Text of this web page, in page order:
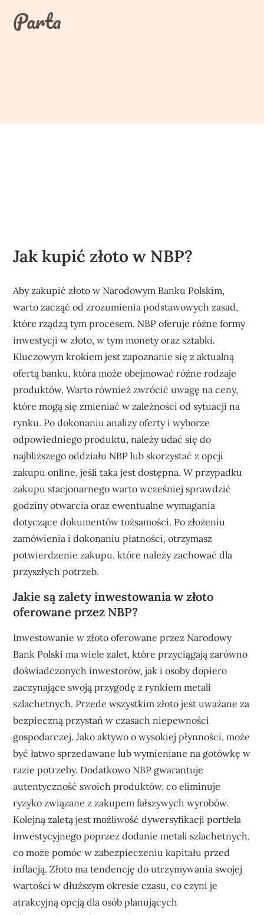
contentParta
Jak kupić złoto w NBP?
Aby zakupić złoto w Narodowym Banku Polskim,
warto zacząć od zrozumienia podstawowych zasad,
które rządzą tym procesem. NBP oferuje różne formy
inwestycji w złoto, w tym monety oraz sztabki.
Kluczowym krokiem jest zapoznanie się z aktualną
ofertą banku, która może obejmować różne rodzaje
produktów. Warto również zwrócić uwagę na ceny,
które mogą się zmieniać w zależności od sytuacji na
rynku. Po dokonaniu analizy oferty i wyborze
odpowiedniego produktu, należy udać się do
najbliższego oddziału NBP lub skorzystać z opcji
zakupu online, jeśli taka jest dostępna. W przypadku
zakupu stacjonarnego warto wcześniej sprawdzić
godziny otwarcia oraz ewentualne wymagania
dotyczące dokumentów tożsamości. Po złożeniu
zamówienia i dokonaniu płatności, otrzymasz
potwierdzenie zakupu, które należy zachować dla
przyszłych potrzeb.
Jakie są zalety inwestowania w złoto
oferowane przez NBP?
Inwestowanie w złoto oferowane przez Narodowy
Bank Polski ma wiele zalet, które przyciągają zarówno
doświadczonych inwestorów, jak i osoby dopiero
zaczynające swoją przygodę z rynkiem metali
szlachetnych. Przede wszystkim złoto jest uważane za
bezpieczną przystań w czasach niepewności
gospodarczej. Jako aktywo o wysokiej płynności, może
być łatwo sprzedawane lub wymieniane na gotówkę w
razie potrzeby. Dodatkowo NBP gwarantuje
autentyczność swoich produktów, co eliminuje
ryzyko związane z zakupem fałszywych wyrobów.
Kolejną zaletą jest możliwość dywersyfikacji portfela
inwestycyjnego poprzez dodanie metali szlachetnych,
co może pomóc w zabezpieczeniu kapitału przed
inflacją. Złoto ma tendencję do utrzymywania swojej
wartości w dłuższym okresie czasu, co czyni je
atrakcyjną opcją dla osób planujących